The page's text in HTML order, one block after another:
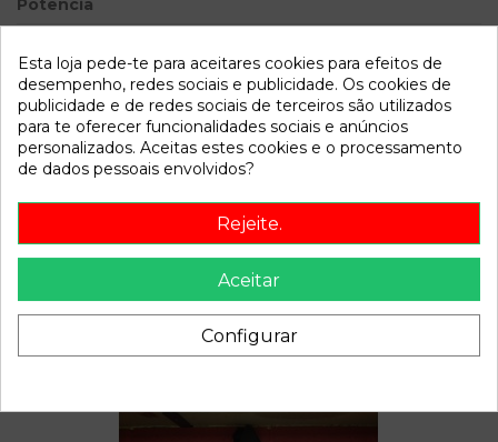
Potencia
Referência 737589
Disponível a partir de: 2022-04-06
Recambio de bomba freno para citroen c1 audace | 09.07 -
12.10 audace | 09.07 - 12.10 referencia OEM IAM
Esta loja pede-te para aceitares cookies para efeitos de
desempenho, redes sociais e publicidade. Os cookies de
publicidade e de redes sociais de terceiros são utilizados
para te oferecer funcionalidades sociais e anúncios
personalizados. Aceitas estes cookies e o processamento
de dados pessoais envolvidos?
Rejeite.
Aceitar
Configurar